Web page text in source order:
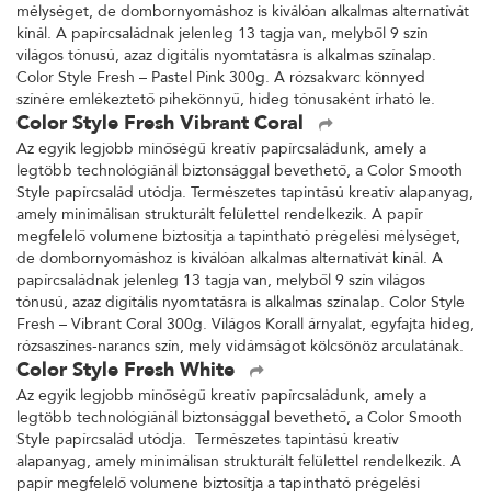
mélységet, de dombornyomáshoz is kiválóan alkalmas alternatívát
kínál. A papírcsaládnak jelenleg 13 tagja van, melyből 9 szín
világos tónusú, azaz digitális nyomtatásra is alkalmas színalap.
Color Style Fresh – Pastel Pink 300g. A rózsakvarc könnyed
színére emlékeztető pihekönnyű, hideg tónusaként írható le.
Color Style Fresh Vibrant Coral
Az egyik legjobb minőségű kreatív papírcsaládunk, amely a
legtöbb technológiánál biztonsággal bevethető, a Color Smooth
Style papírcsalád utódja. Természetes tapintású kreatív alapanyag,
amely minimálisan strukturált felülettel rendelkezik. A papír
megfelelő volumene biztosítja a tapintható prégelési mélységet,
de dombornyomáshoz is kiválóan alkalmas alternatívát kínál. A
papírcsaládnak jelenleg 13 tagja van, melyből 9 szín világos
tónusú, azaz digitális nyomtatásra is alkalmas színalap. Color Style
Fresh – Vibrant Coral 300g. Világos Korall árnyalat, egyfajta hideg,
rózsaszínes-narancs szín, mely vidámságot kölcsönöz arculatának.
Color Style Fresh White
Az egyik legjobb minőségű kreatív papírcsaládunk, amely a
legtöbb technológiánál biztonsággal bevethető, a Color Smooth
Style papírcsalád utódja. Természetes tapintású kreatív
alapanyag, amely minimálisan strukturált felülettel rendelkezik. A
papír megfelelő volumene biztosítja a tapintható prégelési